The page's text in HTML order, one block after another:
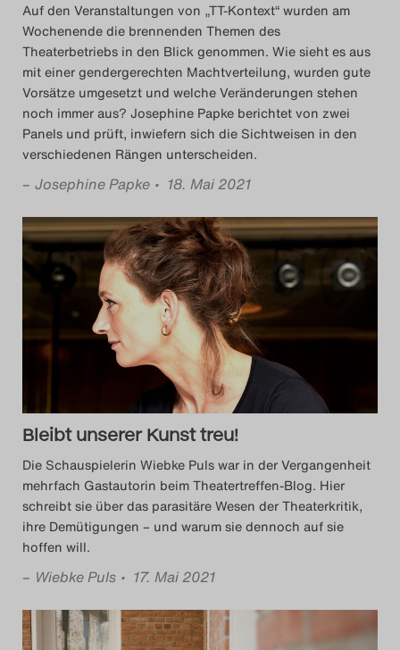
Auf den Veranstaltungen von „TT-Kontext“ wurden am
Wochenende die brennenden Themen des
Theaterbetriebs in den Blick genommen. Wie sieht es aus
mit einer gendergerechten Machtverteilung, wurden gute
Vorsätze umgesetzt und welche Veränderungen stehen
noch immer aus? Josephine Papke berichtet von zwei
Panels und prüft, inwiefern sich die Sichtweisen in den
verschiedenen Rängen unterscheiden.
– Josephine Papke • 18. Mai 2021
Bleibt unserer Kunst treu!
Die Schauspielerin Wiebke Puls war in der Vergangenheit
mehrfach Gastautorin beim Theatertreffen-Blog. Hier
schreibt sie über das parasitäre Wesen der Theaterkritik,
ihre Demütigungen – und warum sie dennoch auf sie
hoffen will.
– Wiebke Puls • 17. Mai 2021